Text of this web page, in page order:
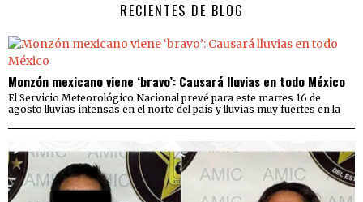
RECIENTES DE BLOG
Monzón mexicano viene ‘bravo’: Causará lluvias en todo México
El Servicio Meteorológico Nacional prevé para este martes 16 de
agosto lluvias intensas en el norte del país y lluvias muy fuertes en la